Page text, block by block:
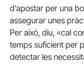
d’apostar per una
assegurar unes
Per això, diu, «cal
temps suficient per
detectar les